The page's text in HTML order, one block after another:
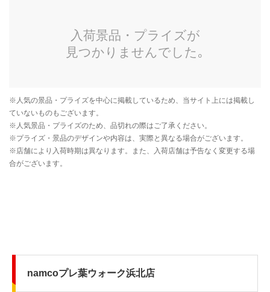
namcoプレ葉ウォーク浜北店